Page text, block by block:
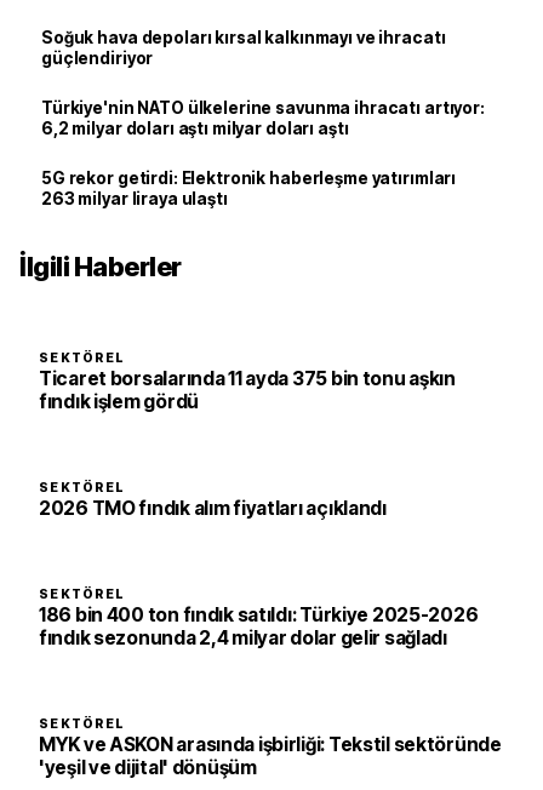
Soğuk hava depoları kırsal kalkınmayı ve ihracatı
güçlendiriyor
Türkiye'nin NATO ülkelerine savunma ihracatı artıyor:
6,2 milyar doları aştı milyar doları aştı
5G rekor getirdi: Elektronik haberleşme yatırımları
263 milyar liraya ulaştı
İlgili Haberler
SEKTÖREL
Ticaret borsalarında 11 ayda 375 bin tonu aşkın
fındık işlem gördü
SEKTÖREL
2026 TMO fındık alım fiyatları açıklandı
SEKTÖREL
186 bin 400 ton fındık satıldı: Türkiye 2025-2026
fındık sezonunda 2,4 milyar dolar gelir sağladı
SEKTÖREL
MYK ve ASKON arasında işbirliği: Tekstil sektöründe
'yeşil ve dijital' dönüşüm